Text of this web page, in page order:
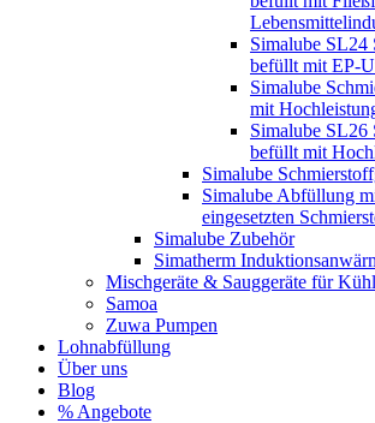
Simalube SL24
befüllt mit EP-
Simalube
mit
Simalube SL26
befüllt mit
Simalube
Simalube Abfüllung
eingesetzten
Simalube Zubehör
Simatherm
Mischgeräte & Sauggeräte für
Samoa
Zuwa Pumpen
Lohnabfüllung
Über uns
Blog
% Angebote